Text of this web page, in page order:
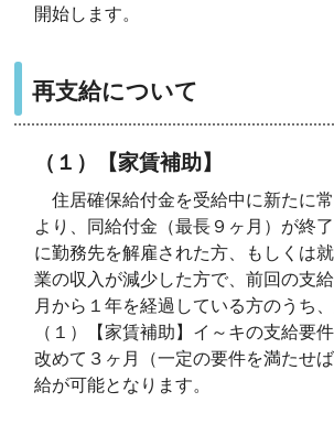
開始します。
再支給について
（１）【家賃補助】
住居確保給付金を受給中に新たに
より、同給付金（最長９ヶ月）が終了
に勤務先を解雇された方、もしくは
業の収入が減少した方で、前回の支
月から１年を経過している方のうち
（１）【家賃補助】イ～キの支給要
改めて３ヶ月（一定の要件を満たせ
給が可能となります。